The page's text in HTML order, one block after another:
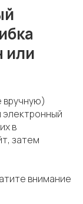
или
вручную)
электронный
в
затем
внимание